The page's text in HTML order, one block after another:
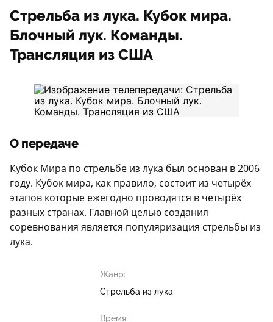
Стрельба из лука. Кубок мира.
Блочный лук. Команды.
Трансляция из США
О передаче
Кубок Мира по стрельбе из лука был основан в 2006
году. Кубок мира, как правило, состоит из четырёх
этапов которые ежегодно проводятся в четырёх
разных странах. Главной целью создания
соревнования является популяризация стрельбы из
лука.
Жанр:
Стрельба из лука
Время: